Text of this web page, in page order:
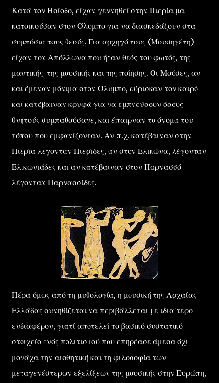
Κατά τον Ησίοδο, είχαν γεννηθεί στην Πιερία μα
κατοικούσαν στον Όλυμπο για να διασκεδάζουν στα
συμπόσια τους θεούς. Για αρχηγό τους (Μουσηγέτη)
είχαν τον Απόλλωνα που ήταν θεός του φωτός, της
μαντικής, της μουσικής και της ποίησης. Οι Μούσες, αν
και έμεναν μόνιμα στον Όλυμπο, εύρισκαν τον καιρό
και κατέβαιναν κρυφά για να εμπνεύσουν όσους
θνητούς συμπαθούσανε, και έπαιρναν το όνομα του
τόπου που εμφανίζονταν. Αν π.χ. κατέβαιναν στην
Πιερία λέγονταν Πιερίδες, αν στον Ελικώνα, λέγονταν
Ελικωνιάδες και αν κατέβαιναν στον Παρνασσό
λέγονταν Παρνασσίδες.
Πέρα όμως από τη μυθολογία, η μουσική της Αρχαίας
Ελλάδας συνηθίζεται να περιβάλλεται με ιδιαίτερο
ενδιαφέρον, γιατί αποτελεί το βασικό συστατικό
στοιχείο ενός πολιτισμού που επηρέασε άμεσα όχι
μονάχα την αισθητική και τη φιλοσοφία των
μεταγενέστερων εξελίξεων της μουσικής στην Ευρώπη,